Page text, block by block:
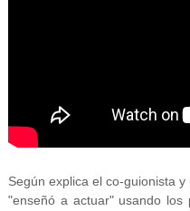
Según explica el co-guionista
"enseñó a actuar" usando los